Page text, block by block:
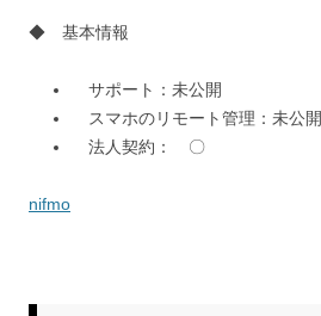
◆ 基本情報
サポート：未公開
スマホのリモート管理：未公開
法人契約： 〇
nifmo